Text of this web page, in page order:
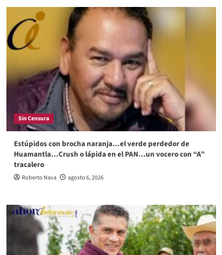
Sin Censura
Estúpidos con brocha naranja…el verde perdedor de
Huamantla…Crush o lápida en el PAN…un vocero con “A”
tracalero
Roberto Nava agosto 6, 2026